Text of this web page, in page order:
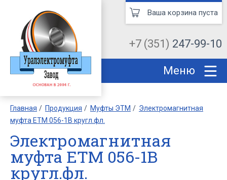
+7 (351) 247-99-10
Ваша корзина пуста
Меню
Главная Продукция Муфты ЭТМ
Электромагнитная
муфта ЕТМ 056-1В кругл.фл.
Электромагнитная
муфта ЕТМ 056-1В
кругл.фл.